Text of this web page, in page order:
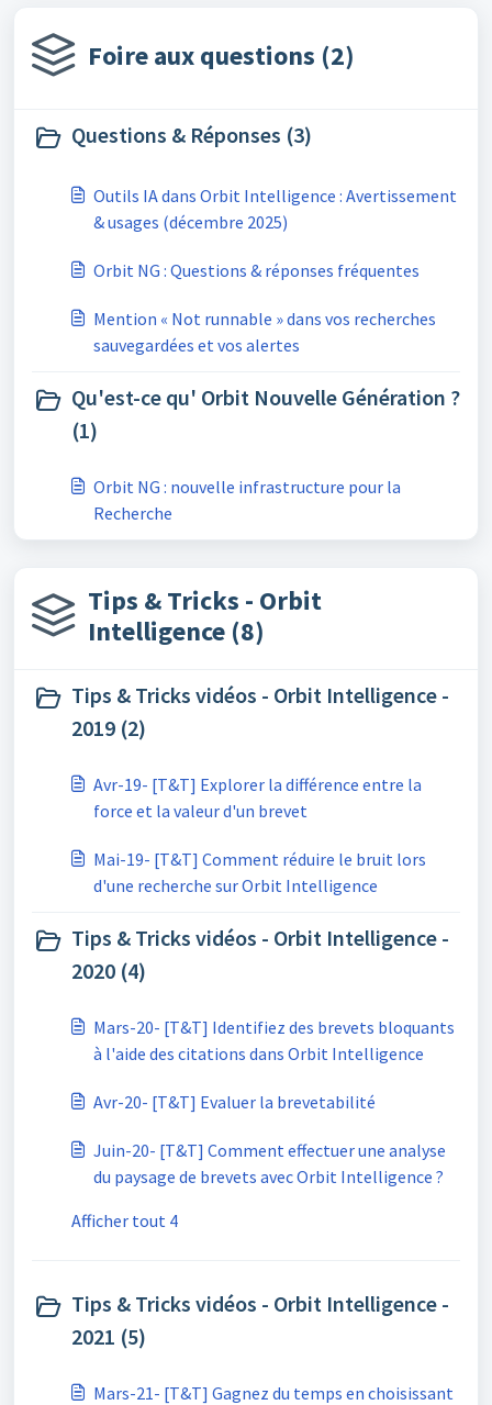
Foire aux questions (2)
Questions & Réponses (3)
Outils IA dans Orbit Intelligence : Avertissement
& usages (décembre 2025)
Orbit NG : Questions & réponses fréquentes
Mention « Not runnable » dans vos recherches
sauvegardées et vos alertes
Qu'est-ce qu' Orbit Nouvelle Génération ?
(1)
Orbit NG : nouvelle infrastructure pour la
Recherche
Tips & Tricks - Orbit
Intelligence (8)
Tips & Tricks vidéos - Orbit Intelligence -
2019 (2)
Avr-19- [T&T] Explorer la différence entre la
force et la valeur d'un brevet
Mai-19- [T&T] Comment réduire le bruit lors
d'une recherche sur Orbit Intelligence
Tips & Tricks vidéos - Orbit Intelligence -
2020 (4)
Mars-20- [T&T] Identifiez des brevets bloquants
à l'aide des citations dans Orbit Intelligence
Avr-20- [T&T] Evaluer la brevetabilité
Juin-20- [T&T] Comment effectuer une analyse
du paysage de brevets avec Orbit Intelligence ?
Afficher tout 4
Tips & Tricks vidéos - Orbit Intelligence -
2021 (5)
Mars-21- [T&T] Gagnez du temps en choisissant